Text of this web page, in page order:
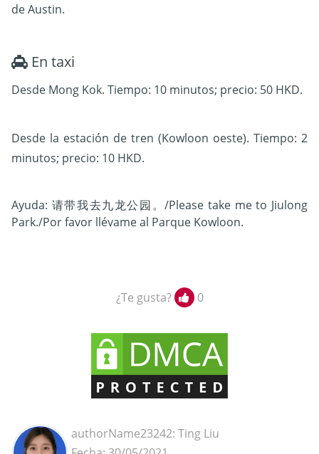
de Austin.
En taxi
Desde Mong Kok. Tiempo: 10 minutos; precio: 50 HKD.
Desde la estación de tren (Kowloon oeste). Tiempo: 2
minutos; precio: 10 HKD.
Ayuda: 请带我去九龙公园。/Please take me to Jiulong
Park./Por favor llévame al Parque Kowloon.
authorName23242: Ting Liu
¿Te gusta? 0